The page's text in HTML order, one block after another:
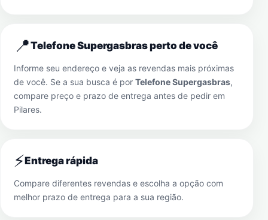
📍Telefone Supergasbras perto de você
Informe seu endereço e veja as revendas mais próximas
de você. Se a sua busca é por Telefone Supergasbras,
compare preço e prazo de entrega antes de pedir em
Pilares.
⚡Entrega rápida
Compare diferentes revendas e escolha a opção com
melhor prazo de entrega para a sua região.